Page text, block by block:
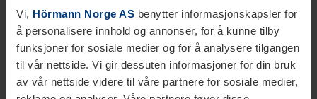
Vi, Hörmann Norge AS benytter informasjonskapsler for
å personalisere innhold og annonser, for å kunne tilby
funksjoner for sosiale medier og for å analysere tilgangen
til vår nettside. Vi gir dessuten informasjoner for din bruk
av vår nettside videre til våre partnere for sosiale medier,
93 01 65 00
KONTAKT
NETTSTED